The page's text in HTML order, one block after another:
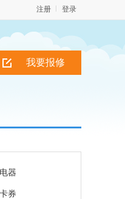
登录
注册
我要报修
器
券